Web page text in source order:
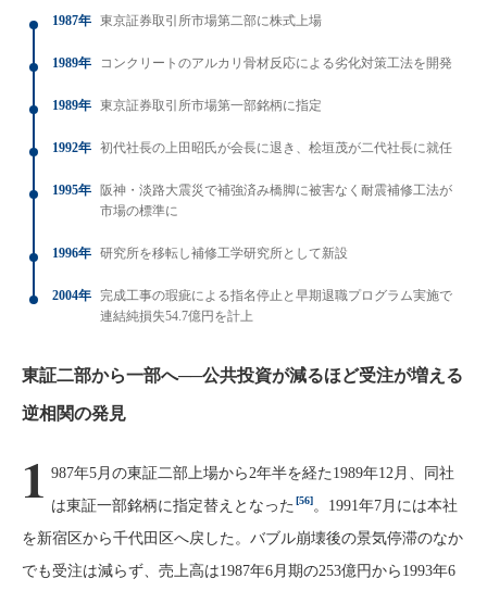
1987年 東京証券取引所市場第二部に株式上場
1989年 コンクリートのアルカリ骨材反応による劣化対策工法を開発
1989年 東京証券取引所市場第一部銘柄に指定
1992年 初代社長の上田昭氏が会長に退き、桧垣茂が二代社長に就任
1995年
阪神・淡路大震災で補強済み橋脚に被害なく耐震補修工法が
市場の標準に
1996年 研究所を移転し補修工学研究所として新設
2004年 完成工事の瑕疵による指名停止と早期退職プログラム実施で
連結純損失54.7億円を計上
東証二部から一部へ──公共投資が減るほど受注が増える
逆相関の発見
1 987年5月の東証二部上場から2年半を経た1989年12月、同社
は東証一部銘柄に指定替えとなった [56]。1991年7月には本社
を新宿区から千代田区へ戻した。バブル崩壊後の景気停滞のなか
でも受注は減らず、売上高は1987年6月期の253億円から1993年6